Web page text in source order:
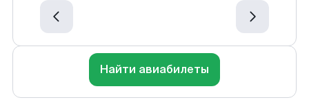
Найти авиабилеты